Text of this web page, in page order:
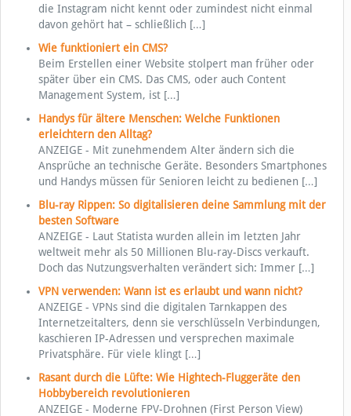
die Instagram nicht kennt oder zumindest nicht einmal
davon gehört hat – schließlich […]
Wie funktioniert ein CMS?
Beim Erstellen einer Website stolpert man früher oder
später über ein CMS. Das CMS, oder auch Content
Management System, ist[…]
Handys für ältere Menschen: Welche Funktionen
erleichtern den Alltag?
ANZEIGE - Mit zunehmendem Alter ändern sich die
Ansprüche an technische Geräte. Besonders Smartphones
und Handys müssen für Senioren leicht zu bedienen […]
Blu-ray Rippen: So digitalisieren deine Sammlung mit der
besten Software
ANZEIGE - Laut Statista wurden allein im letzten Jahr
weltweit mehr als 50 Millionen Blu-ray-Discs verkauft.
Doch das Nutzungsverhalten verändert sich: Immer[…]
VPN verwenden: Wann ist es erlaubt und wann nicht?
ANZEIGE - VPNs sind die digitalen Tarnkappen des
Internetzeitalters, denn sie verschlüsseln Verbindungen,
kaschieren IP-Adressen und versprechen maximale
Privatsphäre. Für viele klingt[…]
Rasant durch die Lüfte: Wie Hightech-Fluggeräte den
Hobbybereich revolutionieren
ANZEIGE - Moderne FPV-Drohnen (First Person View)